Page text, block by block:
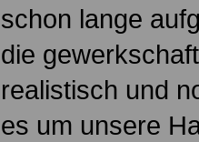
schon lange
die
realistisch und
es um unsere